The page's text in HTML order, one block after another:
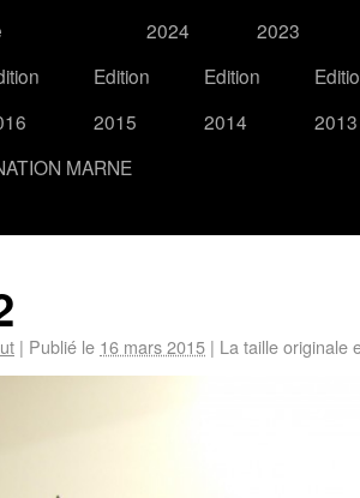
2024
2023
Edition
2015
Edition
2014
2013
MARNE
| Publié le 16 mars 2015 | La taille originale